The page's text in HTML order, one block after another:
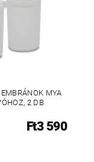
MYA
2 DB
Ft3 590